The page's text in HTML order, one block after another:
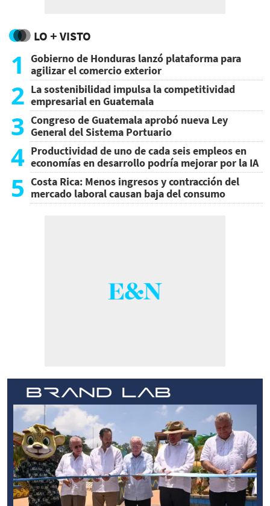
LO + VISTO
1
Gobierno de Honduras lanzó plataforma para
agilizar el comercio exterior
2 La sostenibilidad impulsa la competitividad
empresarial en Guatemala
3 Congreso de Guatemala aprobó nueva Ley
General del Sistema Portuario
4 Productividad de uno de cada seis empleos en
economías en desarrollo podría mejorar por la IA
5 Costa Rica: Menos ingresos y contracción del
mercado laboral causan baja del consumo